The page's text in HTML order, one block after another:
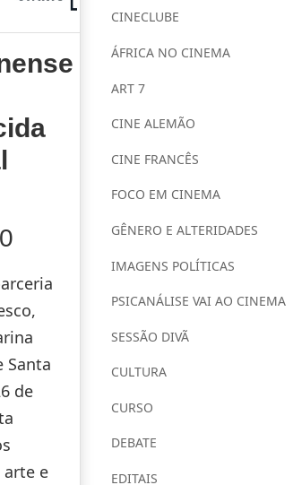
Santa
de
e
CINECLUBE
ÁFRICA NO CINEMA
ART 7
CINE ALEMÃO
CINE FRANCÊS
FOCO EM CINEMA
GÊNERO E ALTERIDADES
IMAGENS POLÍTICAS
PSICANÁLISE VAI AO CINEMA
SESSÃO DIVÃ
CULTURA
CURSO
DEBATE
EDITAIS